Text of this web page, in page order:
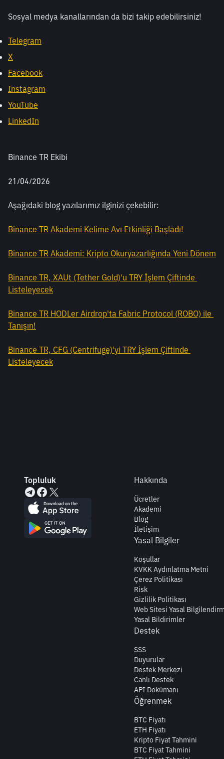
Sosyal medya kanallarından da bizi takip edebilirsiniz!
Telegram
X
Facebook
Instagram
YouTube
LinkedIn
Binance TR Ekibi
21/04/2026
Aşağıdaki blog yazılarımız ilginizi çekebilir:
Binance TR Akademi Kelime Avı Etkinliği Başladı!
Binance TR Akademi: Kripto Okuryazarlığında Yeni Dönem
Binance TR, XAUt (Tether Gold)'u TRY İşlem Çiftinde
Listeleyecek
Binance TR HODLer Airdrop'ta Fabric Protocol (ROBO) ile
Tanışın!
Binance TR, CFG (Centrifuge)'yi TRY İşlem Çiftinde
Listeleyecek
Topluluk Hakkında
Ücretler
Akademi
Blog
İletişim
Yasal Bilgiler
Koşullar
KVKK Aydınlatma Metni
Çerez Politikası
Risk
Gizlilik Politikası
Web Sitesi Yasal
Yasal Bildirimler
Destek
SSS
Duyurular
Destek Merkezi
Canlı Destek
API Dokümanı
Öğrenmek
BTC Fiyatı
ETH Fiyatı
Kripto Fiyat Tahmini
BTC Fiyat Tahmini